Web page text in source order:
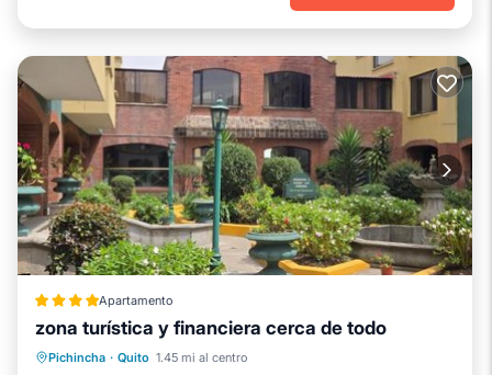
Apartamento
zona turística y financiera cerca de todo
Pichincha · Quito 1.45 mi al centro
Vistas
Se admiten mascotas